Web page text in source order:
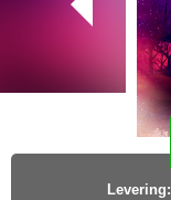
Levering: